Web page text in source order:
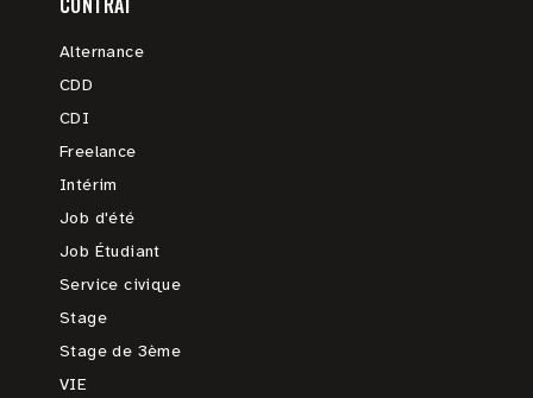
Alternance
CDD
CDI
Freelance
Intérim
Job d'été
Job Étudiant
Service civique
Stage
Stage de 3ème
VIE